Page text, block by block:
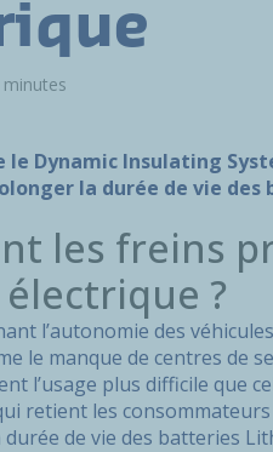
le Dynamic Insulating
la durée de vie des
les freins
?
l’autonomie des
le manque de centres de
l’usage plus difficile que
retient les
durée de vie des batteries